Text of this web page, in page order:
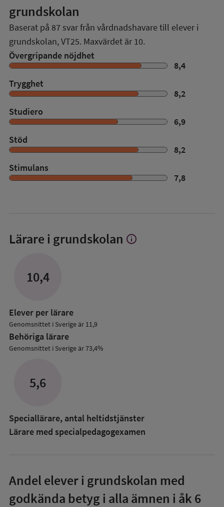
grundskolan
Baserat på 87 svar från vårdnadshavare till elever i
grundskolan,VT25. Maxvärdet är 10.
Övergripande nöjdhet
8,4
Trygghet
8,2
Studiero
6,9
Stöd
8,2
Stimulans
7,8
Lärare i grundskolan Visa
info
10,4
Elever per lärare
Genomsnittet i Sverige är 11,9
Behöriga lärare
Genomsnittet i Sverige är 73,4%
5,6
Speciallärare, antal heltidstjänster
Lärare med specialpedagog­examen
Andel elever i grundskolan med
godkända betyg i alla ämnen i åk 6